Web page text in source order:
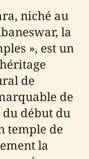
niché au
la
», est un
de
de
début du
temple de
la